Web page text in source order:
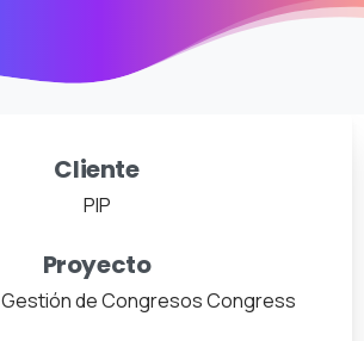
Cliente
PIP
Proyecto
de Congresos Congress